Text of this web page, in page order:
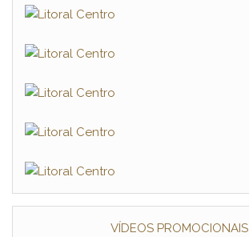
VÍDEOS PROMOCIONAIS